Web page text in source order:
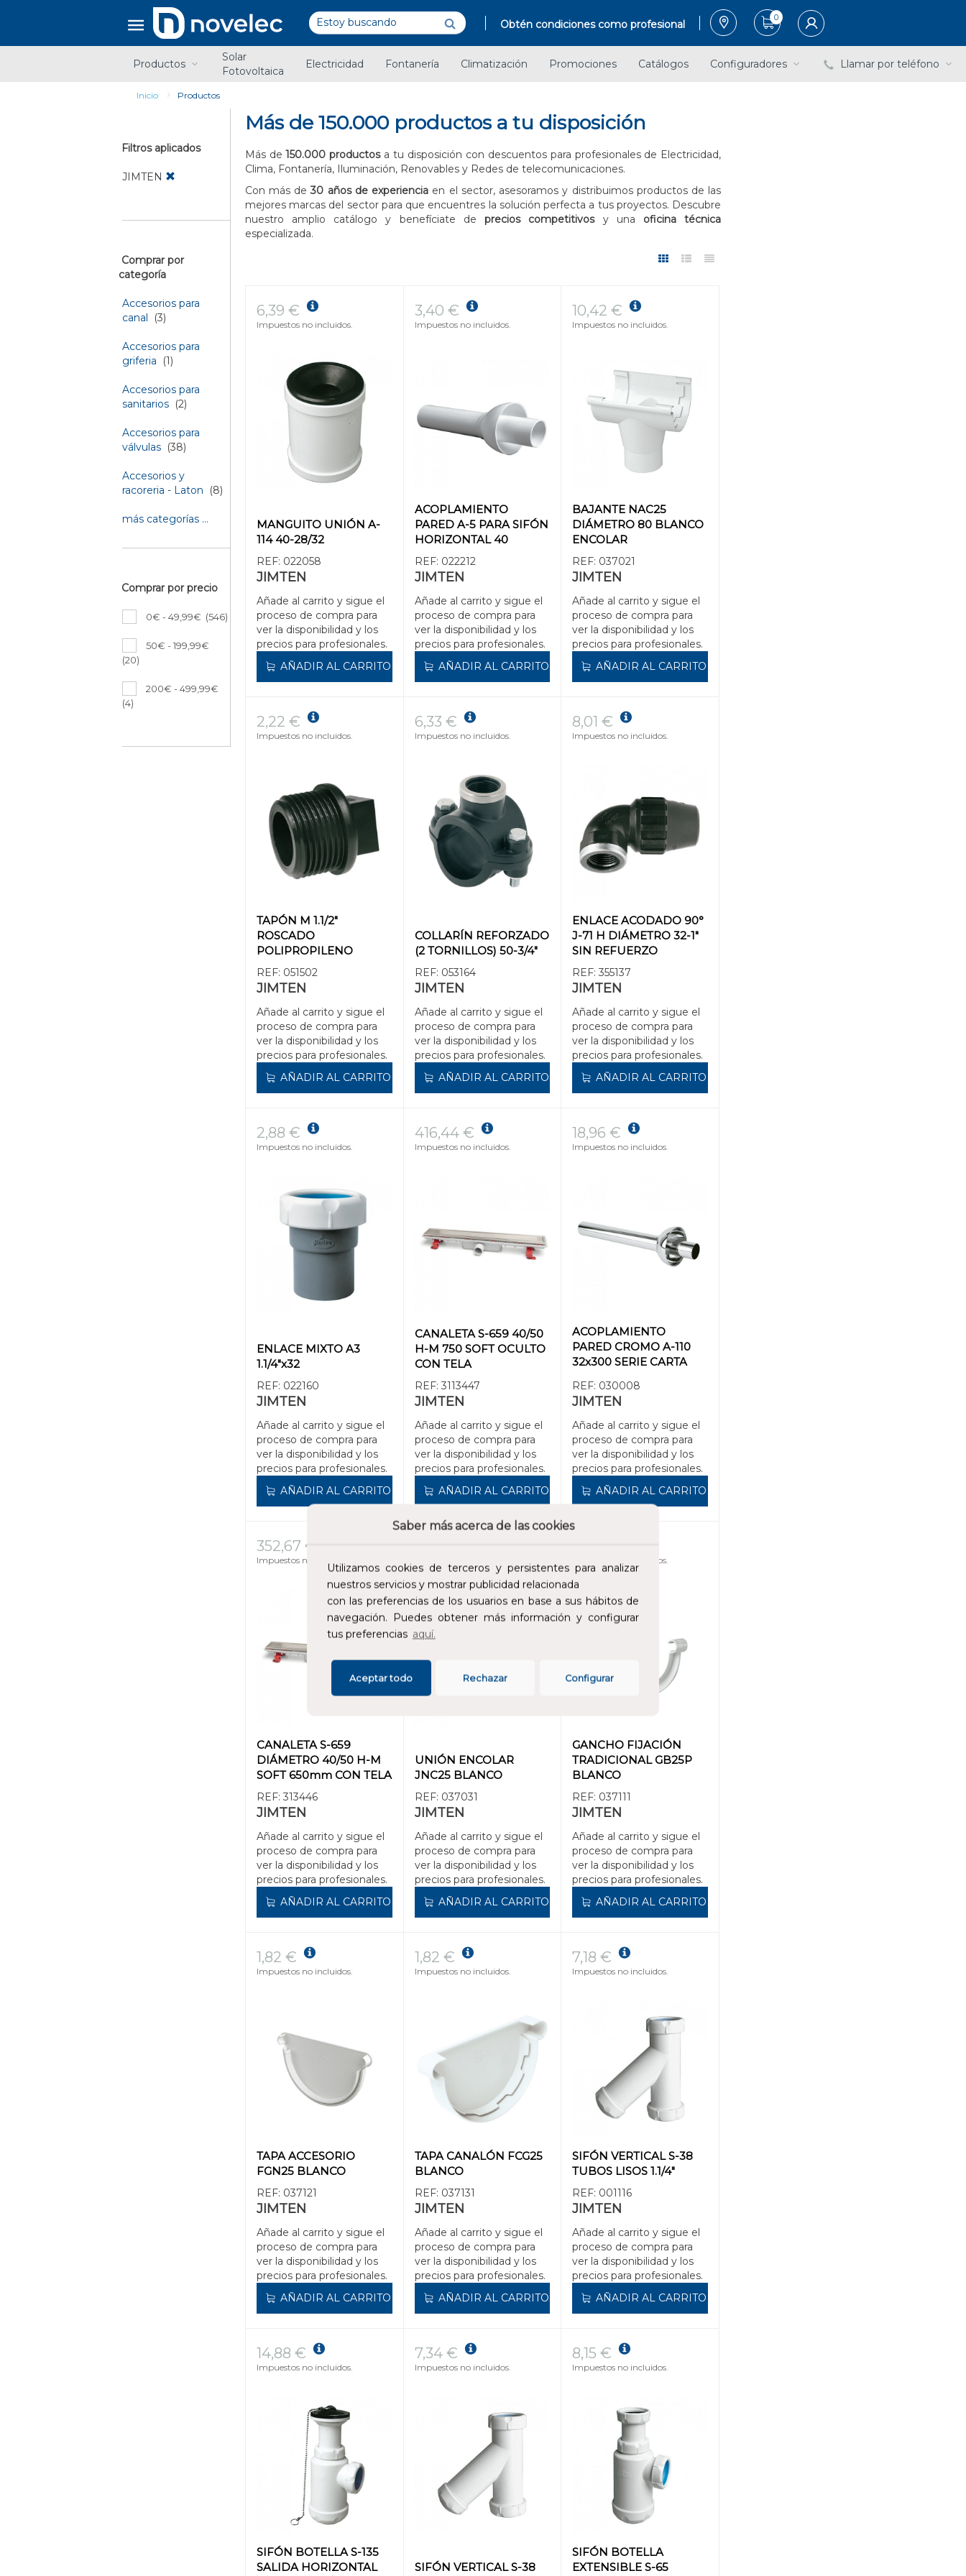
Saber más acerca de las cookies
Utilizamos cookies de terceros y persistentes para analizar
nuestros servicios y mostrar publicidad relacionada
con las preferencias de los usuarios en base a sus hábitos de
navegación. Puedes obtener más información y configurar
tus preferencias aquí.
Configurar
Rechazar
Aceptar todo
de
Obtén condiciones como profesional
0
Productos
Solar
Fotovoltaica
Electricidad Fontanería Climatización Promociones Catálogos Configuradores Llamar por teléfono
Inicio Productos
Filtros aplicados
JIMTEN
Comprar por
categoría
Accesorios para
canal
(3)
Accesorios para
griferia
(1)
Accesorios para
sanitarios (2)
Accesorios para
válvulas (38)
Accesorios y
racoreria - Laton
(8)
más categorías ...
Comprar por precio
0€ - 49,99€ (546)
50€ - 199,99€
(20)
200€ - 499,99€
(4)
Más de 150.000 productos a tu disposición
Más de150.000 productosa tu disposición con descuentos para profesionales de Electricidad,
Clima, Fontanería, Iluminación, Renovables y Redes de telecomunicaciones.
Con más de30 años de experiencia en el sector, asesoramos y distribuimos productos de las
mejores marcas del sector para que encuentres la solución perfecta a tus proyectos. Descubre
nuestro amplio catálogo y benefíciate deprecios competitivosy una oficina técnica
especializada.
MANGUITO UNIÓN A-
114 40-28/32
REF: 022058
JIMTEN
Añade al carrito y sigue el
proceso de compra para
ver la disponibilidad y los
precios para profesionales.
6,39 €
Impuestos no incluidos.
AÑADIR AL CARRITO
ACOPLAMIENTO
PARED A-5 PARA SIFÓN
HORIZONTAL 40
REF: 022212
JIMTEN
Añade al carrito y sigue el
proceso de compra para
ver la disponibilidad y los
precios para profesionales.
3,40 €
Impuestos no incluidos.
AÑADIR AL CARRITO
BAJANTE NAC25
DIÁMETRO 80 BLANCO
ENCOLAR
REF: 037021
JIMTEN
Añade al carrito y sigue el
proceso de compra para
ver la disponibilidad y los
precios para profesionales.
10,42 €
Impuestos no incluidos.
AÑADIR AL CARRITO
TAPÓN M 1.1/2"
ROSCADO
POLIPROPILENO
REF: 051502
JIMTEN
Añade al carrito y sigue el
proceso de compra para
ver la disponibilidad y los
precios para profesionales.
2,22 €
Impuestos no incluidos.
AÑADIR AL CARRITO
COLLARÍN REFORZADO
(2 TORNILLOS) 50-3/4"
REF: 053164
JIMTEN
Añade al carrito y sigue el
proceso de compra para
ver la disponibilidad y los
precios para profesionales.
6,33 €
Impuestos no incluidos.
AÑADIR AL CARRITO
ENLACE ACODADO 90°
J-71 H DIÁMETRO 32-1"
SIN REFUERZO
REF:355137
JIMTEN
Añade al carrito y sigue el
proceso de compra para
ver la disponibilidad y los
precios para profesionales.
8,01 €
Impuestos no incluidos.
AÑADIR AL CARRITO
ENLACE MIXTO A3
1.1/4"x32
REF: 022160
JIMTEN
Añade al carrito y sigue el
proceso de compra para
ver la disponibilidad y los
precios para profesionales.
2,88 €
Impuestos no incluidos.
AÑADIR AL CARRITO
CANALETA S-659 40/50
H-M 750 SOFT OCULTO
CON TELA
REF: 3113447
JIMTEN
Añade al carrito y sigue el
proceso de compra para
ver la disponibilidad y los
precios para profesionales.
416,44 €
Impuestos no incluidos.
AÑADIR AL CARRITO
ACOPLAMIENTO
PARED CROMO A-110
32x300 SERIE CARTA
REF: 030008
JIMTEN
Añade al carrito y sigue el
proceso de compra para
ver la disponibilidad y los
precios para profesionales.
18,96 €
Impuestos no incluidos.
AÑADIR AL CARRITO
CANALETA S-659
DIÁMETRO 40/50 H-M
SOFT 650mm CON TELA
REF: 313446
JIMTEN
Añade al carrito y sigue el
proceso de compra para
ver la disponibilidad y los
precios para profesionales.
352,67 €
Impuestos no incluidos.
AÑADIR AL CARRITO
UNIÓN ENCOLAR
JNC25 BLANCO
REF: 037031
JIMTEN
Añade al carrito y sigue el
proceso de compra para
ver la disponibilidad y los
precios para profesionales.
AÑADIR AL CARRITO
GANCHO FIJACIÓN
TRADICIONAL GB25P
BLANCO
REF: 037111
JIMTEN
Añade al carrito y sigue el
proceso de compra para
ver la disponibilidad y los
precios para profesionales.
Impuestos no incluidos.
AÑADIR AL CARRITO
TAPA ACCESORIO
FGN25 BLANCO
REF: 037121
JIMTEN
Añade al carrito y sigue el
proceso de compra para
ver la disponibilidad y los
precios para profesionales.
1,82 €
Impuestos no incluidos.
AÑADIR AL CARRITO
TAPA CANALÓN FCG25
BLANCO
REF: 037131
JIMTEN
Añade al carrito y sigue el
proceso de compra para
ver la disponibilidad y los
precios para profesionales.
1,82 €
Impuestos no incluidos.
AÑADIR AL CARRITO
SIFÓN VERTICAL S-38
TUBOS LISOS 1.1/4"
REF: 001116
JIMTEN
Añade al carrito y sigue el
proceso de compra para
ver la disponibilidad y los
precios para profesionales.
7,18 €
Impuestos no incluidos.
AÑADIR AL CARRITO
SIFÓN BOTELLA S-135
SALIDA HORIZONTAL
14,88 €
Impuestos no incluidos.
SIFÓN VERTICAL S-38
7,34 €
Impuestos no incluidos.
SIFÓN BOTELLA
EXTENSIBLE S-65
8,15 €
Impuestos no incluidos.